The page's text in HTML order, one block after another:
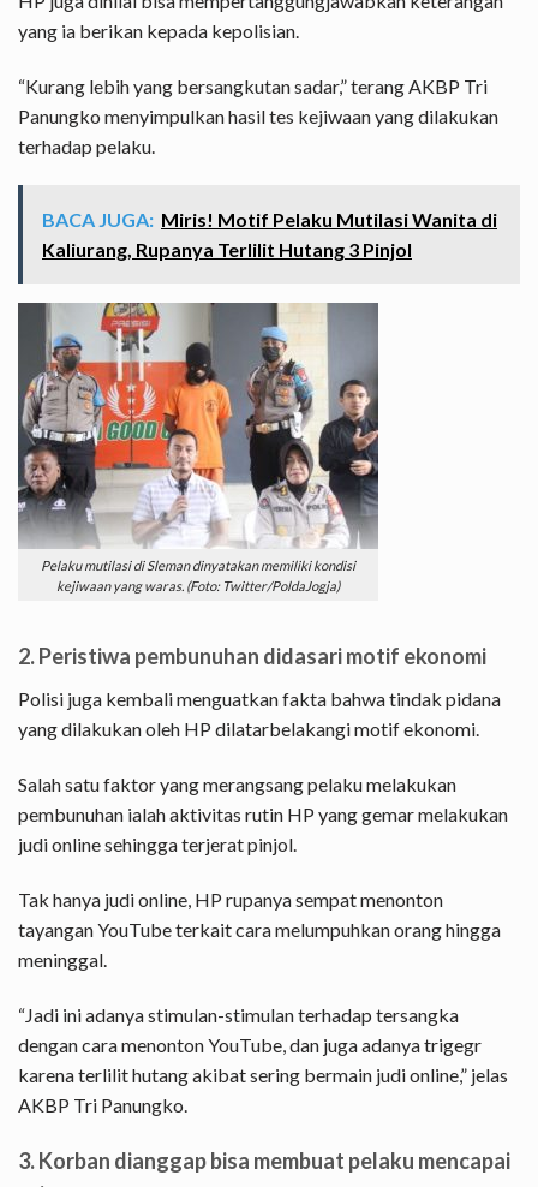
yang ia berikan kepada kepolisian.
“Kurang lebih yang bersangkutan sadar,” terang AKBP Tri
Panungko menyimpulkan hasil tes kejiwaan yang dilakukan
terhadap pelaku.
BACA JUGA: Miris! Motif Pelaku Mutilasi Wanita di
Kaliurang, Rupanya Terlilit Hutang 3 Pinjol
Pelaku mutilasi di Sleman dinyatakan memiliki kondisi
kejiwaan yang waras. (Foto: Twitter/PoldaJogja)
2. Peristiwa pembunuhan didasari motif ekonomi
Polisi juga kembali menguatkan fakta bahwa tindak pidana
yang dilakukan oleh HP dilatarbelakangi motif ekonomi.
Salah satu faktor yang merangsang pelaku melakukan
pembunuhan ialah aktivitas rutin HP yang gemar melakukan
judi online sehingga terjerat pinjol.
Tak hanya judi online, HP rupanya sempat menonton
tayangan YouTube terkait cara melumpuhkan orang hingga
meninggal.
“Jadi ini adanya stimulan-stimulan terhadap tersangka
dengan cara menonton YouTube, dan juga adanya trigegr
karena terlilit hutang akibat sering bermain judi online,” jelas
AKBP Tri Panungko.
3. Korban dianggap bisa membuat pelaku mencapai